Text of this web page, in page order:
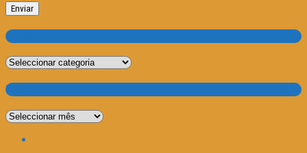
Categorias
Categorias
Por Data
Por